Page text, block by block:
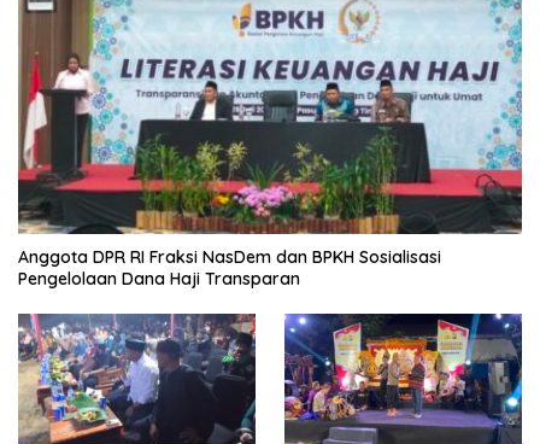
Anggota DPR RI Fraksi NasDem dan BPKH Sosialisasi
Pengelolaan Dana Haji Transparan